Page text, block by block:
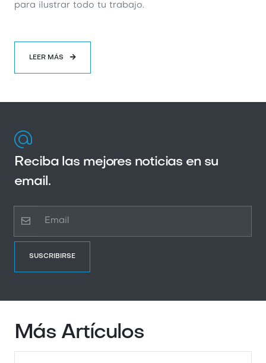
para ilustrar todo tu trabajo.
LEER MÁS
Reciba las mejores noticias en su
email.
SUSCRIBIRSE
Más Artículos